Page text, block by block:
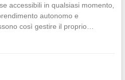
accessibili in qualsiasi momento,
autonomo e
così gestire il proprio…